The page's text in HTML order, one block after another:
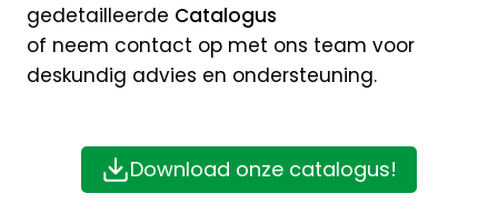
gedetailleerde Catalogus
of neem contact op met ons team voor
deskundig advies en ondersteuning.
Download onze catalogus!